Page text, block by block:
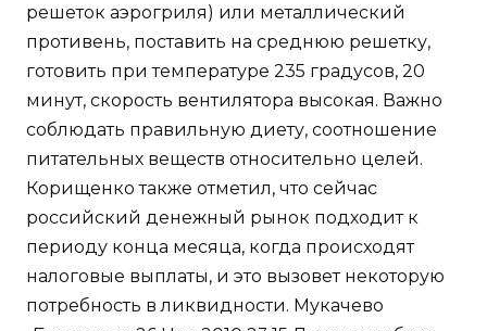
решеток аэрогриля) или металлический
противень, поставить на среднюю решетку,
готовить при температуре 235 градусов, 20
минут, скорость вентилятора высокая. Важно
соблюдать правильную диету, соотношение
питательных веществ относительно целей.
Корищенко также отметил, что сейчас
российский денежный рынок подходит к
периоду конца месяца, когда происходят
налоговые выплаты, и это вызовет некоторую
потребность в ликвидности. Мукачево